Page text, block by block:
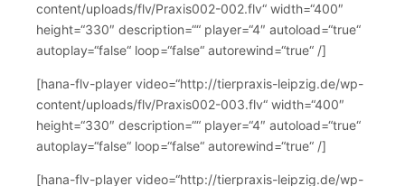
content/uploads/flv/Praxis002-002.flv“ width=“400″
height=“330″ description=““ player=“4″ autoload=“true“
autoplay=“false“ loop=“false“ autorewind=“true“ /]
[hana-flv-player video=“http://tierpraxis-leipzig.de/wp-
content/uploads/flv/Praxis002-003.flv“ width=“400″
height=“330″ description=““ player=“4″ autoload=“true“
autoplay=“false“ loop=“false“ autorewind=“true“ /]
[hana-flv-player video=“http://tierpraxis-leipzig.de/wp-